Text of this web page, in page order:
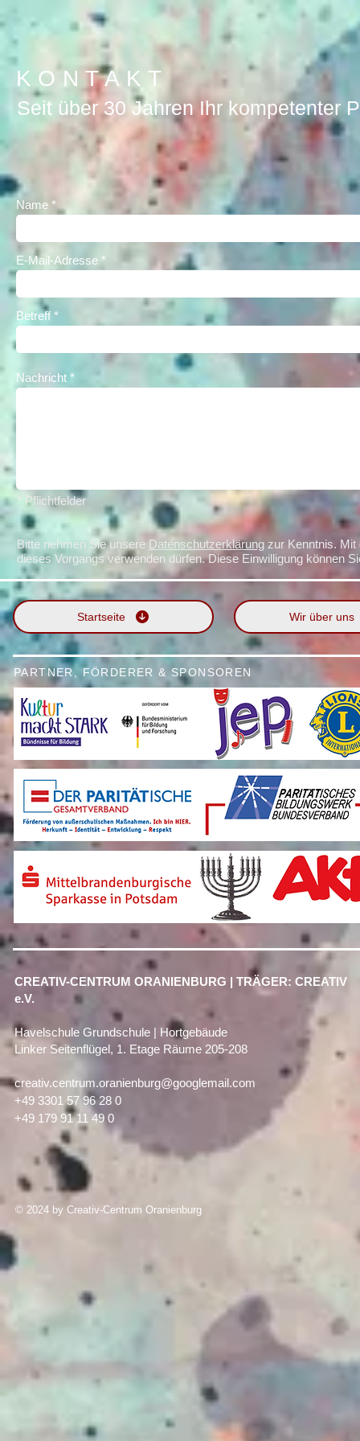
Name
E-Mail-Adresse
Betreff
Nachricht
KONTAKT
Seit über 30 Jahren Ihr kompetenter
* Pflichtfelder
Bitte nehmen Sie unsere Datenschutzerklärung zur Kenntnis. Mit
dieses Vorgangs verwenden dürfen. Diese Einwilligung können
Startseite Wir über uns
PARTNER, FÖRDERER & SPONSOREN
CREATIV-CENTRUM ORANIENBURG | TRÄGER: CREATIV
e.V.
Havelschule Grundschule | Hortgebäude
Linker Seitenflügel, 1. Etage Räume 205-208
creativ.centrum.oranienburg@googlemail.com
+49 3301 57 96 28 0
+49 179 91 11 49 0
© 2024 by Creativ-Centrum Oranienburg